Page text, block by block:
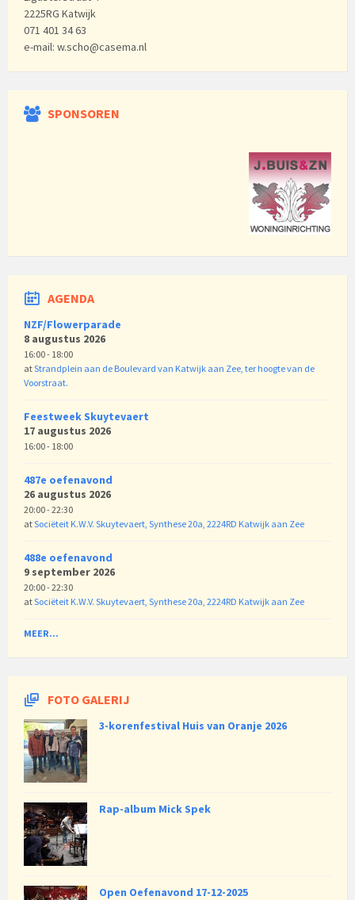
2225RG Katwijk
071 401 34 63
e-mail: w.scho@casema.nl
SPONSOREN
AGENDA
NZF/Flowerparade
8 augustus 2026
16:00 - 18:00
atStrandplein aan de Boulevard van Katwijk aan Zee, ter hoogte van de
Voorstraat.
Feestweek Skuytevaert
17 augustus 2026
16:00 - 18:00
487e oefenavond
26 augustus 2026
20:00 - 22:30
atSociëteit K.W.V. Skuytevaert, Synthese 20a, 2224RD Katwijk aan Zee
488e oefenavond
9 september 2026
20:00 - 22:30
atSociëteit K.W.V. Skuytevaert, Synthese 20a, 2224RD Katwijk aan Zee
MEER...
FOTO GALERIJ
3-korenfestival Huis van Oranje 2026
Rap-album Mick Spek
Open Oefenavond 17-12-2025